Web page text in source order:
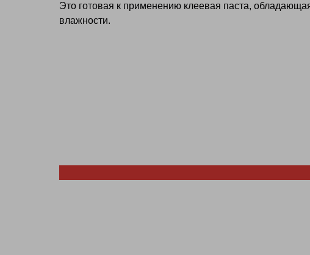
Это готовая к применению клеевая паста,
влажности.